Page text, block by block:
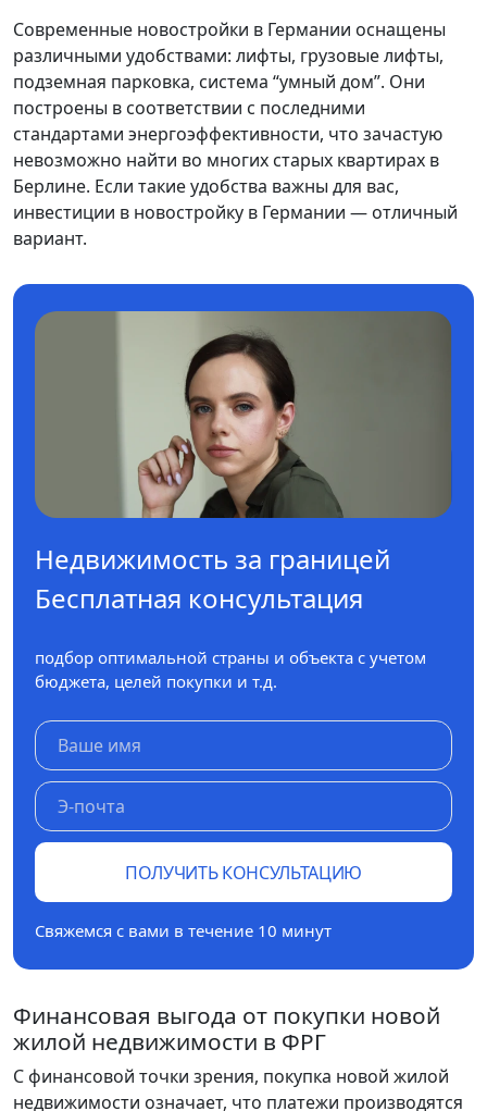
Современные новостройки в Германии оснащены
различными удобствами: лифты, грузовые лифты,
подземная парковка, система “умный дом”. Они
построены в соответствии с последними
стандартами энергоэффективности, что зачастую
невозможно найти во многих старых квартирах в
Берлине. Если такие удобства важны для вас,
инвестиции в новостройку в Германии — отличный
вариант.
Недвижимость за границей
Бесплатная консультация
подбор оптимальной страны и объекта с учетом
бюджета, целей покупки и т.д.
ПОЛУЧИТЬ КОНСУЛЬТАЦИЮ
Свяжемся с вами в течение 10 минут
Финансовая выгода от покупки новой
жилой недвижимости в ФРГ
С финансовой точки зрения, покупка новой жилой
недвижимости означает, что платежи производятся